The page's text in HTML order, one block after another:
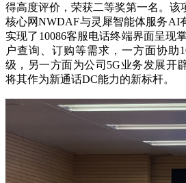
得高度评价，荣获二等奖第一名。该
核心网NWDAF与灵犀智能体服务AI
实现了10086客服电话终端界面呈现
户查询、订购等需求，一方面协助
级，另一方面为公司5G业务发展开
将其作为新通话DC能力的新标杆。